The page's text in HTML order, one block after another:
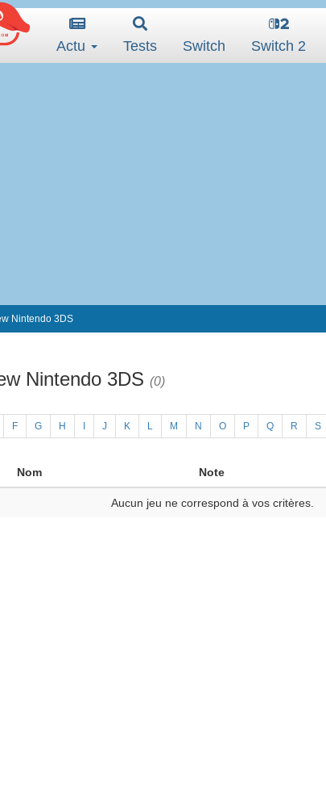
Actu Tests Switch Switch 2
Nintendo 3DS
Nintendo 3DS (0)
F G H J K L M N O P Q R S
Nom Note
Aucun jeu ne correspond à vos critères.